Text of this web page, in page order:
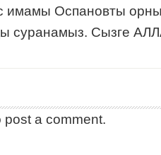
имамы Оспановты
суранамыз. Сызге
post a comment.